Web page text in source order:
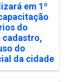
em 1º
do
cadastro,
do
da cidade